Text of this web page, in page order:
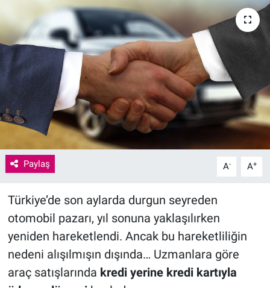
Paylaş A- A+
Türkiye’de son aylarda durgun seyreden
otomobil pazarı, yıl sonuna yaklaşılırken
yeniden hareketlendi. Ancak bu hareketliliğin
nedeni alışılmışın dışında… Uzmanlara göre
araç satışlarında kredi yerine kredi kartıyla